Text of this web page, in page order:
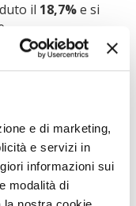
e di marketing,
e servizi in
informazioni sui
modalità di
il 18,7%e si
4.0, con gli
di ultima
agricole
Psr, Bando ISI-
la domanda nei
contraddittoria